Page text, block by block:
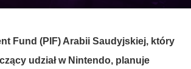
Fund (PIF)Arabii Saudyjskiej, który
udziałw Nintendo, planuje